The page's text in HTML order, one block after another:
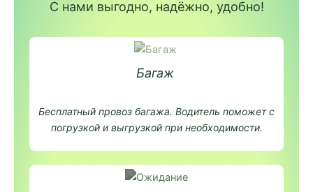
С нами выгодно, надёжно, удобно!
Багаж
Бесплатный провоз багажа. Водитель поможет с
погрузкой и выгрузкой при необходимости.